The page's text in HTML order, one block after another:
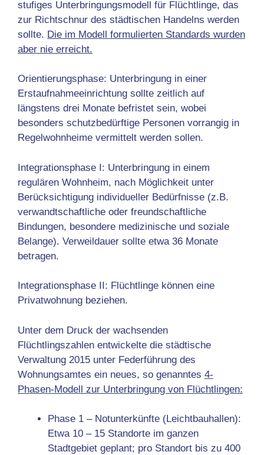
stufiges Unterbringungsmodell für Flüchtlinge, das
zur Richtschnur des städtischen Handelns werden
sollte. Die im Modell formulierten Standards wurden
aber nie erreicht.
Orientierungsphase: Unterbringung in einer
Erstaufnahmeeinrichtung sollte zeitlich auf
längstens drei Monate befristet sein, wobei
besonders schutzbedürftige Personen vorrangig in
Regelwohnheime vermittelt werden sollen.
Integrationsphase I: Unterbringung in einem
regulären Wohnheim, nach Möglichkeit unter
Berücksichtigung individueller Bedürfnisse (z.B.
verwandtschaftliche oder freundschaftliche
Bindungen, besondere medizinische und soziale
Belange). Verweildauer sollte etwa 36 Monate
betragen.
Integrationsphase II: Flüchtlinge können eine
Privatwohnung beziehen.
Unter dem Druck der wachsenden
Flüchtlingszahlen entwickelte die städtische
Verwaltung 2015 unter Federführung des
Wohnungsamtes ein neues, so genanntes 4-
Phasen-Modell zur Unterbringung von Flüchtlingen:
Phase 1 – Notunterkünfte (Leichtbauhallen):
Etwa 10 – 15 Standorte im ganzen
Stadtgebiet geplant; pro Standort bis zu 400